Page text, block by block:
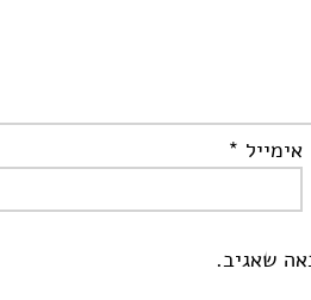
אימייל *
שאגיב.